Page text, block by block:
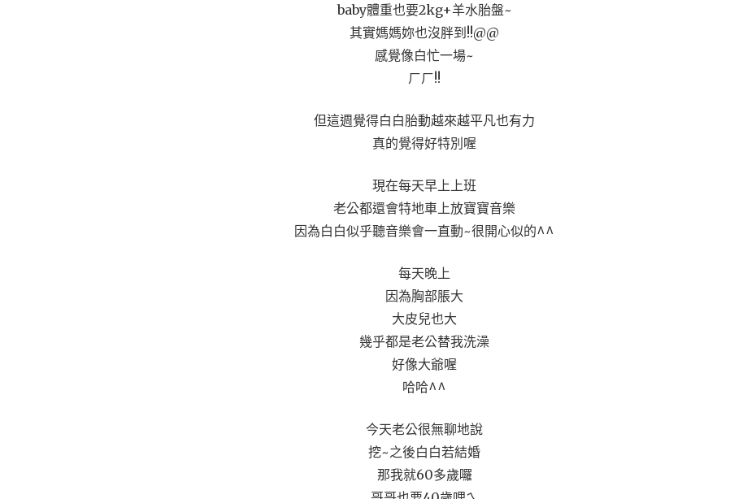
baby體重也要2kg+羊水胎盤~
其實媽媽妳也沒胖到!!@@
感覺像白忙一場~
ㄏㄏ!!
但這週覺得白白胎動越來越平凡也有力
真的覺得好特別喔
現在每天早上上班
老公都還會特地車上放寶寶音樂
因為白白似乎聽音樂會一直動~很開心似的^^
每天晚上
因為胸部脹大
大皮兒也大
幾乎都是老公替我洗澡
好像大爺喔
哈哈^^
今天老公很無聊地說
挖~之後白白若結婚
那我就60多歲囉